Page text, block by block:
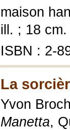
maison
ill. ; 18 cm.
ISBN : 2-
La
Yvon
Manetta,